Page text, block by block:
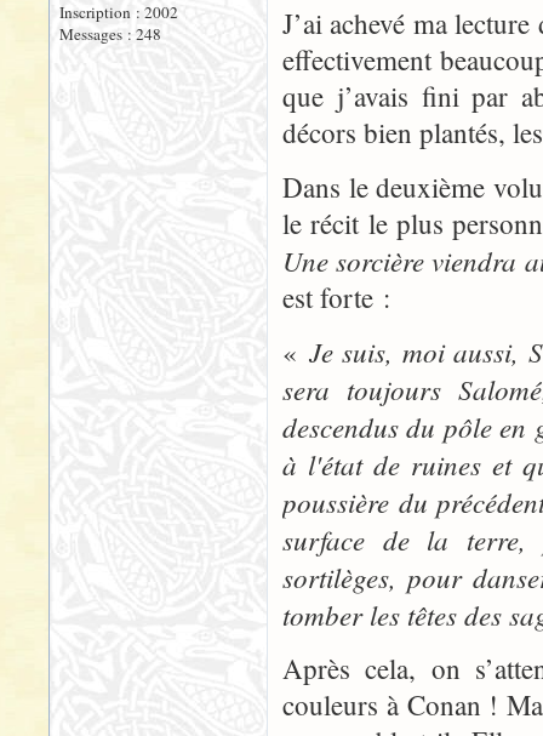
Inscription : 2002
Messages : 248
J’ai achevé ma
effectivement
que j’avais fini par
décors bien plantés,
Dans le deuxième
le récit le plus
Une sorcière viendra
est forte :
« Je suis, moi aussi,
sera toujours
descendus du pôle
à l'état de ruines et
poussière du
surface de la terre,
sortilèges, pour
tomber les têtes des
Après cela, on
couleurs à Conan !